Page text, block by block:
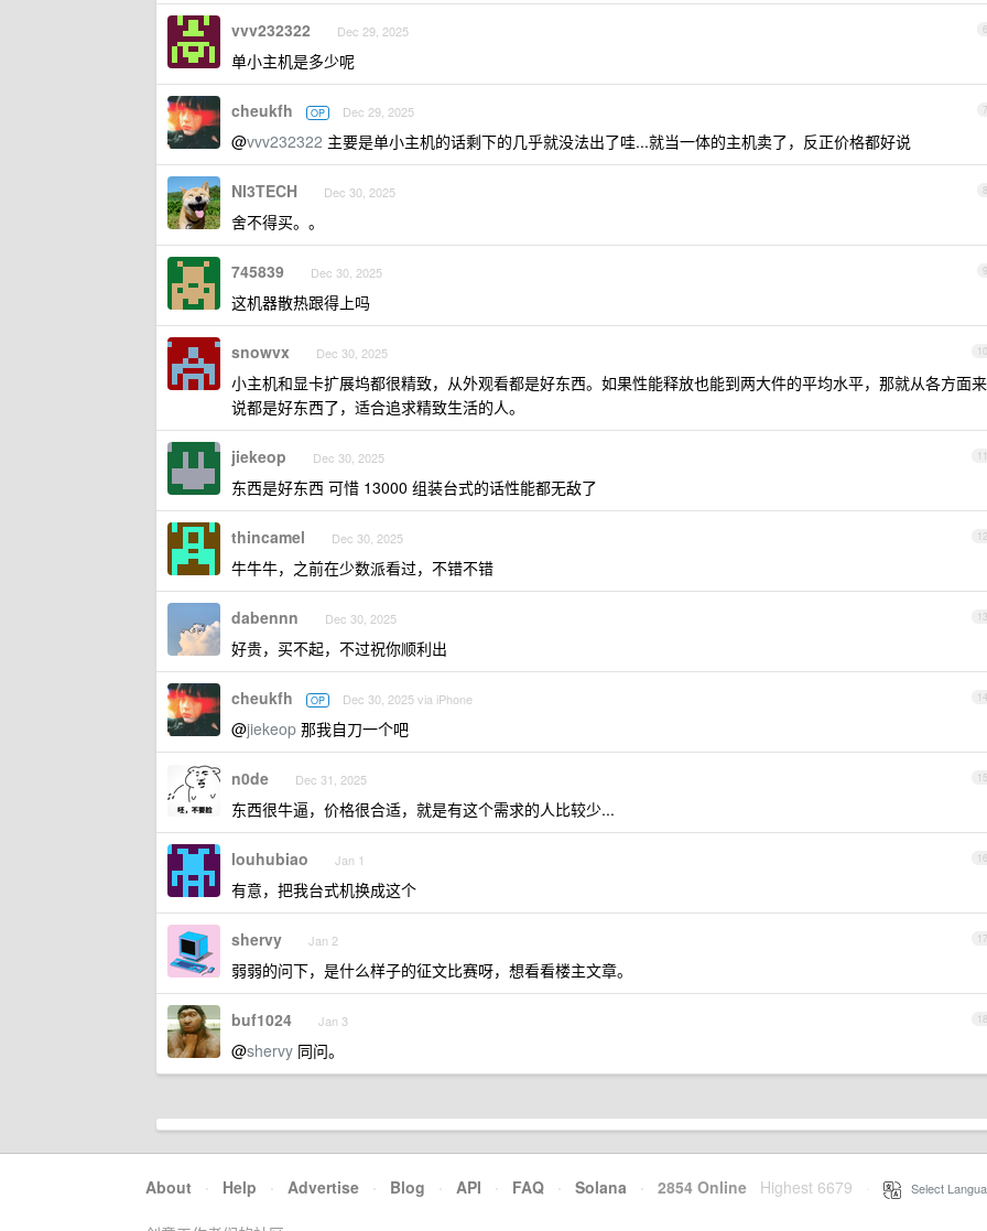
6
vvv232322 Dec 29, 2025
单小主机是多少呢
7
cheukfh OP Dec 29, 2025
@vvv232322 主要是单小主机的话剩下的几乎就没法出了哇...就当一体的主机卖了，反正价格都好说
8
NI3TECH Dec 30, 2025
舍不得买。。
9
745839 Dec 30, 2025
这机器散热跟得上吗
10
snowvx Dec 30, 2025
小主机和显卡扩展坞都很精致，从外观看都是好东西。如果性能释放也能到两大件的平均水平，那就从各方面来
说都是好东西了，适合追求精致生活的人。
11
jiekeop Dec 30, 2025
东西是好东西 可惜 13000 组装台式的话性能都无敌了
12
thincamel Dec 30, 2025
牛牛牛，之前在少数派看过，不错不错
13
dabennn Dec 30, 2025
好贵，买不起，不过祝你顺利出
14
cheukfh OP Dec 30, 2025 via iPhone
@jiekeop 那我自刀一个吧
15
n0de Dec 31, 2025
东西很牛逼，价格很合适，就是有这个需求的人比较少...
16
louhubiao Jan 1
有意，把我台式机换成这个
17
shervy Jan 2
弱弱的问下，是什么样子的征文比赛呀，想看看楼主文章。
18
buf1024 Jan 3
@shervy 同问。
About · Help · Advertise · Blog · API · FAQ · Solana · 2854 Online Highest 6679 Select